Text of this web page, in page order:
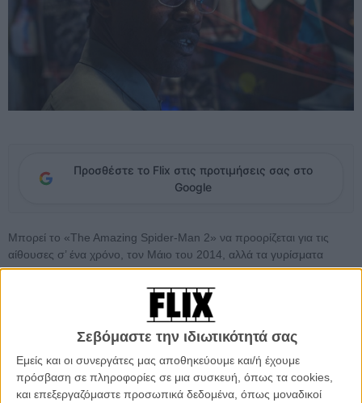
Σεβόμαστε την ιδιωτικότητά σας
Εμείς και οι συνεργάτες μας αποθηκεύουμε και/ή έχουμε
πρόσβαση σε πληροφορίες σε μια συσκευή, όπως τα cookies,
και επεξεργαζόμαστε προσωπικά δεδομένα, όπως μοναδικοί
Προσθέστε το Flix στις προτιμήσεις σας στο
Google
Μπορεί το «The Amazing Spider-Man 2» να προορίζεται για τις
αίθουσες σ’ ένα χρόνο, τον Μάιο του 2014, αλλά τα γυρίσματα
προχωρούν πυρετωδώς, δίνοντάς μας μικρές ματιές των ηρώων
που θα στελεχώσουν τη νέα ταινία. Ως τώρα είδαμε
που θα δίνει στον Σπάιντερμαν κύρος στην επόμενη ταινία, την
Στόουν και τη Σεϊλίν Γούντλεϊ να πολιορκούν τον Πίτερ Πάρκερ
Γκουεν Στέισι και Μέρι Τζέιν Γουάτσον, μάθαμε πώς αισθάνεται
Πολ Τζιαμάτι που θα ενσαρκώσει τον Ρινόκεροκαι εκπλαγήκαμε με
την πρώτη, κλεφτή εμφάνιση του Τζέιμι Φοξ ως Electro (δείτε τη
φωτό στο gallery).